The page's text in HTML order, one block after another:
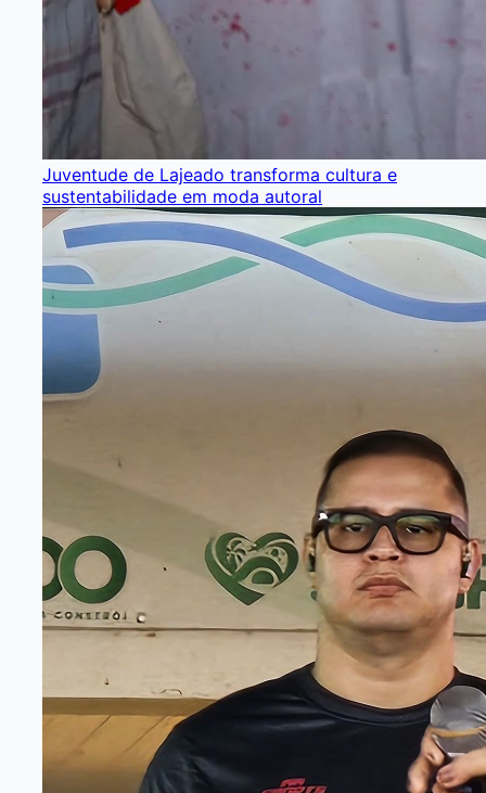
Juventude de Lajeado transforma cultura e
sustentabilidade em moda autoral